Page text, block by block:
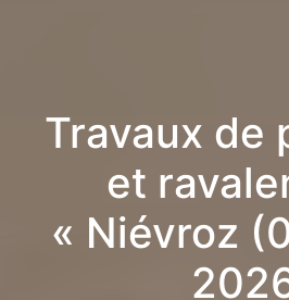
Travaux de
et
« Niévroz